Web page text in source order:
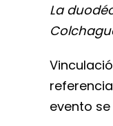
La
evento